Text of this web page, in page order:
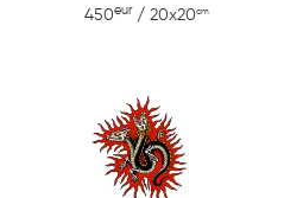
450eur / 20x20cm